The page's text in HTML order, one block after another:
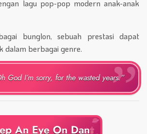
lagu pop-pop modern anak-anak
bunglon, sebuah prestasi dapat
dalam berbagai genre.
God I’m sorry, for the wasted years.”
An Eye On Dan